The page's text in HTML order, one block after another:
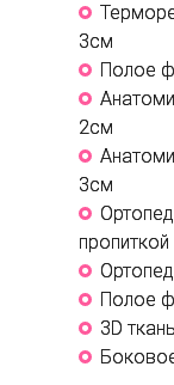
3см
Полое
2см
3см
Полое
3D ткань